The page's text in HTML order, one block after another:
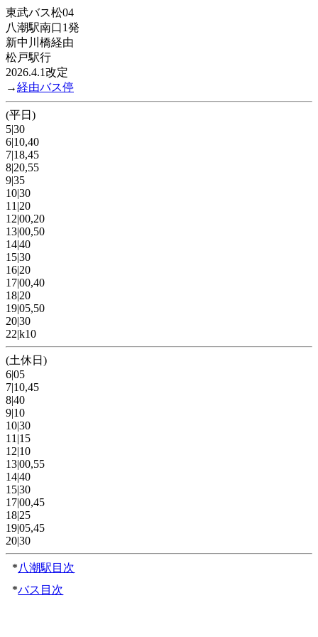
東武バス松04
八潮駅南口1発
新中川橋経由
松戸駅行
2026.4.1改定
→経由バス停
(平日)
5|30
6|10,40
7|18,45
8|20,55
9|35
10|30
11|20
12|00,20
13|00,50
14|40
15|30
16|20
17|00,40
18|20
19|05,50
20|30
22|k10
(土休日)
6|05
7|10,45
8|40
9|10
10|30
11|15
12|10
13|00,55
14|40
15|30
17|00,45
18|25
19|05,45
20|30
*八潮駅目次
*バス目次